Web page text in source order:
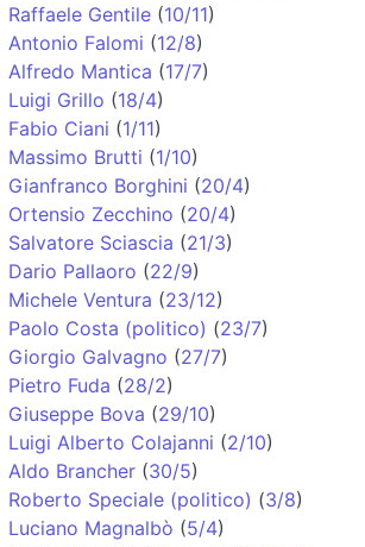
Raffaele Gentile (10/11)
Antonio Falomi (12/8)
Alfredo Mantica (17/7)
Luigi Grillo (18/4)
Fabio Ciani (1/11)
Massimo Brutti (1/10)
Gianfranco Borghini (20/4)
Ortensio Zecchino (20/4)
Salvatore Sciascia (21/3)
Dario Pallaoro (22/9)
Michele Ventura (23/12)
Paolo Costa (politico) (23/7)
Giorgio Galvagno (27/7)
Pietro Fuda (28/2)
Giuseppe Bova (29/10)
Luigi Alberto Colajanni (2/10)
Aldo Brancher (30/5)
Roberto Speciale (politico) (3/8)
Luciano Magnalbò (5/4)